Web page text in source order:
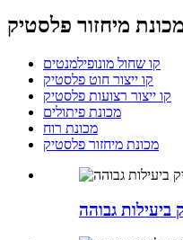
מכונת מיחזור פלסטיק
קו שחול מונופילמנטים
קו ייצור חוט פלסטיק
קו ייצור רצועות פלסטיק
מכונת פיתולים
מכונת רוח
מכונת מיחזור פלסטיק
ביעילות גבוהה